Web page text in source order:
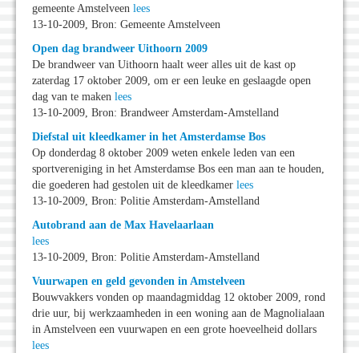
gemeente Amstelveen lees
13-10-2009, Bron: Gemeente Amstelveen
Open dag brandweer Uithoorn 2009
De brandweer van Uithoorn haalt weer alles uit de kast op
zaterdag 17 oktober 2009, om er een leuke en geslaagde open
dag van te maken lees
13-10-2009, Bron: Brandweer Amsterdam-Amstelland
Diefstal uit kleedkamer in het Amsterdamse Bos
Op donderdag 8 oktober 2009 weten enkele leden van een
sportvereniging in het Amsterdamse Bos een man aan te houden,
die goederen had gestolen uit de kleedkamer lees
13-10-2009, Bron: Politie Amsterdam-Amstelland
Autobrand aan de Max Havelaarlaan
lees
13-10-2009, Bron: Politie Amsterdam-Amstelland
Vuurwapen en geld gevonden in Amstelveen
Bouwvakkers vonden op maandagmiddag 12 oktober 2009, rond
drie uur, bij werkzaamheden in een woning aan de Magnolialaan
in Amstelveen een vuurwapen en een grote hoeveelheid dollars
lees